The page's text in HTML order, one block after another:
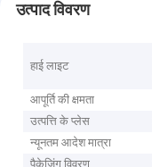
उत्पाद विवरण
हाई लाइट
आपूर्ति की क्षमता
उत्पत्ति के प्लेस
न्यूनतम आदेश मात्रा
पैकेजिंग विवरण